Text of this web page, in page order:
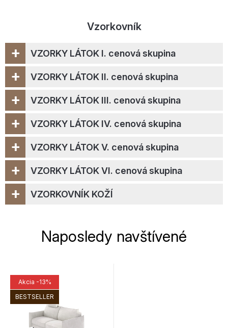
Vzorkovník
VZORKY LÁTOK I. cenová skupina
+
VZORKY LÁTOK II. cenová skupina
+
VZORKY LÁTOK III. cenová skupina
+
VZORKY LÁTOK IV. cenová skupina
+
VZORKY LÁTOK V. cenová skupina
+
VZORKY LÁTOK VI. cenová skupina
+
VZORKOVNÍK KOŽÍ
+
Naposledy navštívené
Akcia -13%
BESTSELLER